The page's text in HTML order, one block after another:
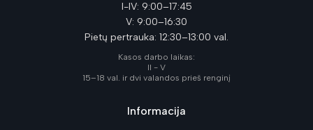
I-IV: 9:00–17:45
V: 9:00–16:30
Pietų pertrauka: 12:30–13:00 val.
Kasos darbo laikas:
II - V
15–18 val. ir dvi valandos prieš renginį
Informacija